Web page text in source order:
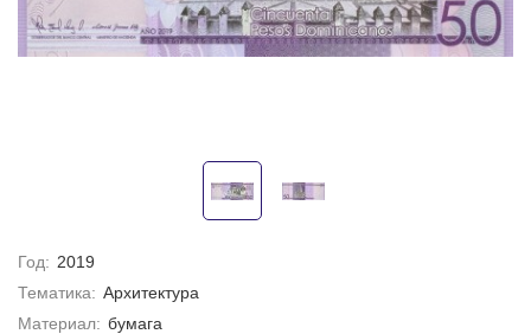
Год: 2019
Тематика: Архитектура
Материал: бумага